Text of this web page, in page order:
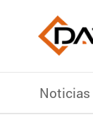
Noticias